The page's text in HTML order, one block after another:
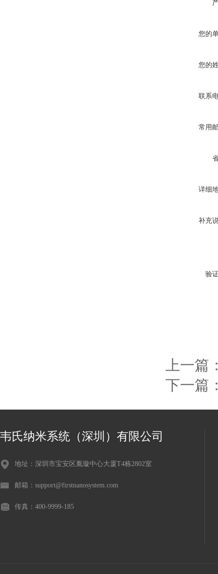
您的
您的
联系
常用
详细
补充
验
上一篇
下一篇
韦氏纳米系统（深圳）有限公司
地址：深圳市宝安区胤璇中心大厦T4栋2802室
邮箱：support@firstnanosystem.com
传真：400-9999-185